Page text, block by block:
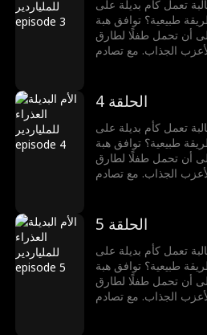
تعمل كأم بديلة على
طبيعية؟ توافق هبة
أن تحمل طفلًا لطارق
الجذاب. مع تصادم
طارق بنفس الشيء؟
الحلقة 4
تعمل كأم بديلة على
طبيعية؟ توافق هبة
أن تحمل طفلًا لطارق
الجذاب. مع تصادم
طارق بنفس الشيء؟
الحلقة 5
تعمل كأم بديلة على
طبيعية؟ توافق هبة
أن تحمل طفلًا لطارق
الجذاب. مع تصادم